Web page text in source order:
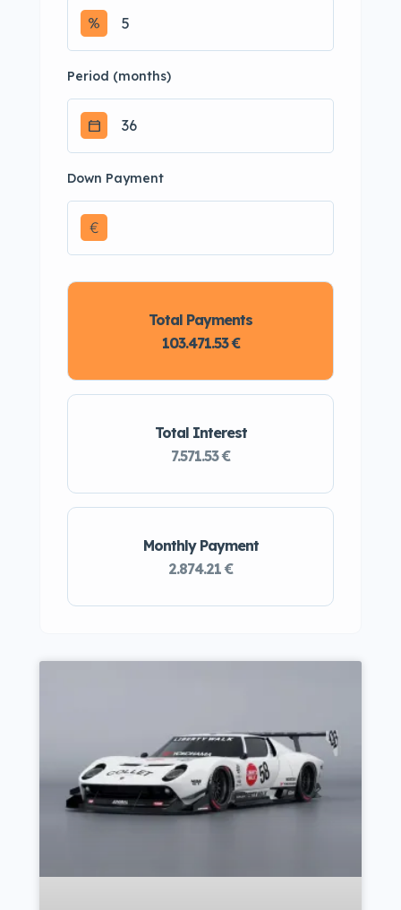
Period (months)
Down Payment
€
Monthly Payment
2.874.21 €
Total Interest
7.571.53 €
Total Payments
103.471.53 €